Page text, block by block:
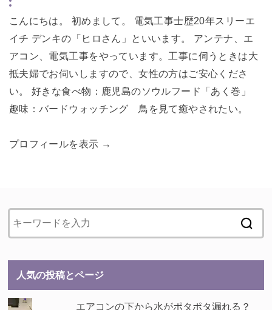
こんにちは。 初めまして。 電気工事士歴20年スリーエ
イチ デンキの「ヒロさん」といいます。 アンテナ、エ
アコン、電気工事をやっています。工事に伺うときは大
抵夫婦でお伺いしますので、女性の方はご安心くださ
い。 好きな食べ物：鹿児島のソウルフード「あく巻」
趣味：バードウォッチング 鳥を見て癒やされたい。
プロフィールを表示 →
人気の投稿とページ
エアコンの下から水がポタポタ漏れる？